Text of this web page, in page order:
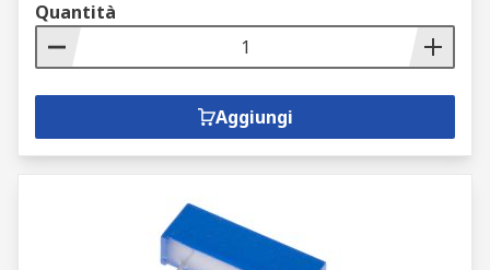
Quantità
Aggiungi